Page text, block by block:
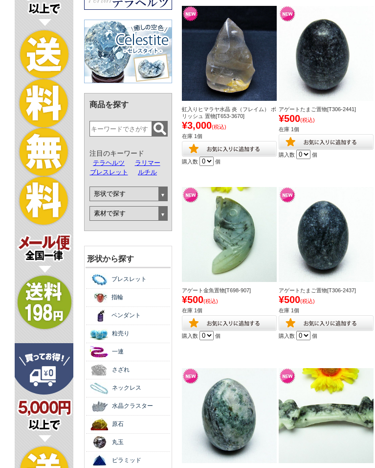
虹入りヒマラヤ水晶 炎（フレイム） ポ
リッシュ 置物[T653-3670]
¥3,000(税込)
在庫 1個
購入数 個
アゲートたまご置物[T306-2441]
¥500(税込)
在庫 1個
購入数 個
アゲート金魚置物[T698-907]
¥500(税込)
在庫 1個
購入数 個
アゲートたまご置物[T306-2437]
¥500(税込)
在庫 1個
購入数 個
商品を探す
注目のキーワード
テラヘルツ
ラリマー
ブレスレット
ルチル
形状から探す
ブレスレット
指輪
ペンダント
粒売り
一連
さざれ
ネックレス
水晶クラスター
原石
丸玉
ピラミッド